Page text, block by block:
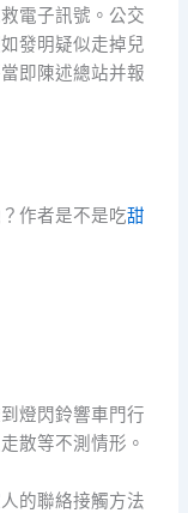
電子訊號。公交
發明疑似走掉兒
即陳述總站并報
作者是不是吃甜
燈閃鈴響車門行
散等不測情形。
的聯絡接觸方法